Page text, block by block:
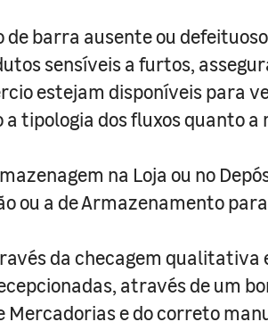
barra ausente ou
sensíveis a furtos,
estejam disponíveis para
tipologia dos fluxos quanto
na Loja ou no
ou a de Armazenamento
da checagem
através de um
Mercadorias e do correto